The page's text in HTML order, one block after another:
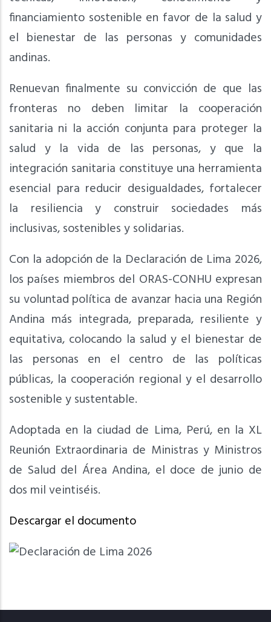
financiamiento sostenible en favor de la salud y
el bienestar de las personas y comunidades
andinas.
Renuevan finalmente su convicción de que las
fronteras no deben limitar la cooperación
sanitaria ni la acción conjunta para proteger la
salud y la vida de las personas, y que la
integración sanitaria constituye una herramienta
esencial para reducir desigualdades, fortalecer
la resiliencia y construir sociedades más
inclusivas, sostenibles y solidarias.
Con la adopción de la Declaración de Lima 2026,
los países miembros del ORAS-CONHU expresan
su voluntad política de avanzar hacia una Región
Andina más integrada, preparada, resiliente y
equitativa, colocando la salud y el bienestar de
las personas en el centro de las políticas
públicas, la cooperación regional y el desarrollo
sostenible y sustentable.
Adoptada en la ciudad de Lima, Perú, en la XL
Reunión Extraordinaria de Ministras y Ministros
de Salud del Área Andina, el doce de junio de
dos mil veintiséis.
Descargar el documento